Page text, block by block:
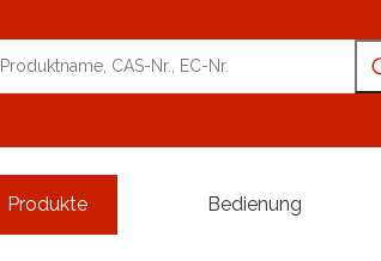
Produkte Bedienung